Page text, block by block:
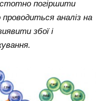
погіршити
аналіз на
збої і